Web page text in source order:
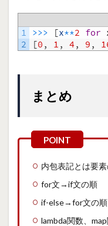
1
2
>>> [x**2 for
[0, 1, 4, 9,
まとめ
内包表記とは要
for文→if文の順
if-else→for文の順
lambda関数、